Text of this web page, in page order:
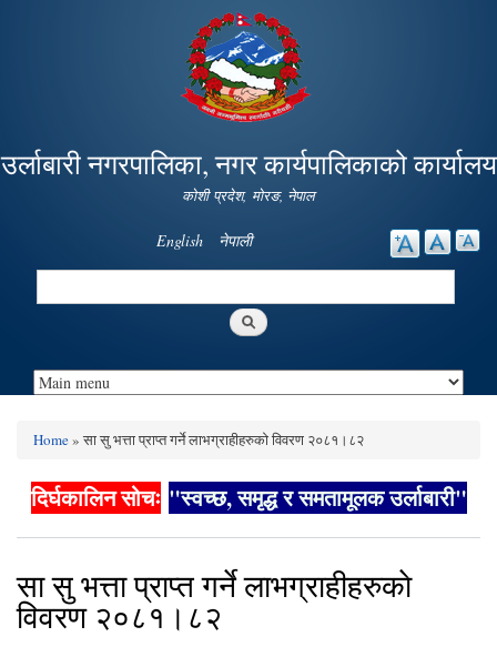
Skip to
main
content
उर्लाबारी नगरपालिका, नगर कार्यपालिकाको कार्यालय
कोशी प्रदेश, माेरङ, नेपाल
English नेपाली
Search
You are here
Home» सा‍ सु भत्ता प्राप्त गर्ने लाभग्राहीहरुकाे विवरण २०८१।८२
दिर्घकालिन सोचः "स्वच्छ, समृद्ध र समतामूलक उर्लाबारी"
सा‍ सु भत्ता प्राप्त गर्ने लाभग्राहीहरुकाे
विवरण २०८१।८२